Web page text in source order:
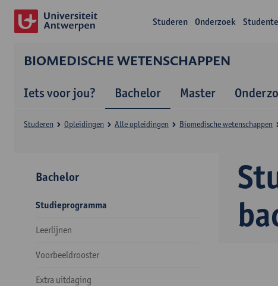
Studeren Onderzoek
BIOMEDISCHE WETENSCHAPPEN
Iets voor jou? Bachelor Master
Studeren Opleidingen Alle opleidingen Biomedische wetenschappen
Bachelor
Studieprogramma
Leerlijnen
Voorbeeldrooster
Extra uitdaging